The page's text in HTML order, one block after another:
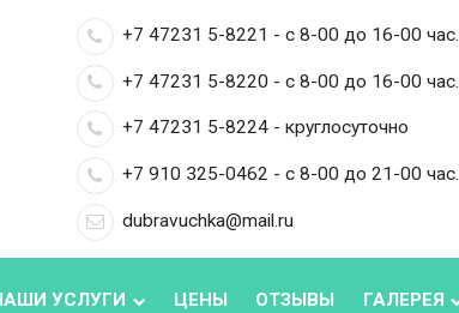
+7 47231 5-8221 - с 8-00 до 16-00 час.
+7 47231 5-8220 - с 8-00 до 16-00 час.
+7 47231 5-8224 - круглосуточно
+7 910 325-0462 - с 8-00 до 21-00 час.
dubravuchka@mail.ru
УСЛУГИ ЦЕНЫ ОТЗЫВЫ ГАЛЕРЕЯ